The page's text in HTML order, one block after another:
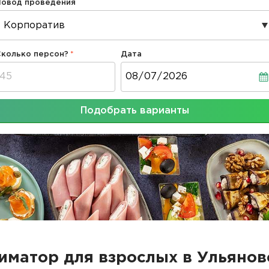
проведения
персон? Дата
Подобрать варианты
для взрослых в